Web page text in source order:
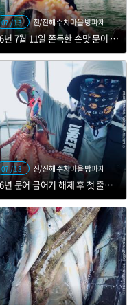
07 / 13 진/진해 수치마을 방파제
26년 7월 11일 쫀득한 손맛 문어 출조
07 / 13 진/진해 수치마을 방파제
26년 문어 금어기 해제 후 첫 출항~~땡하자 시~~작